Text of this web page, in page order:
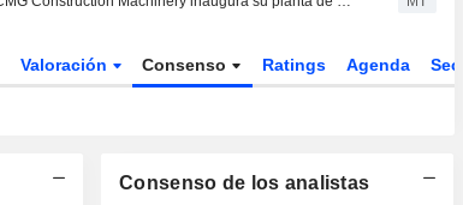
Valoración Consenso Ratings Agenda
Consenso de los analistas